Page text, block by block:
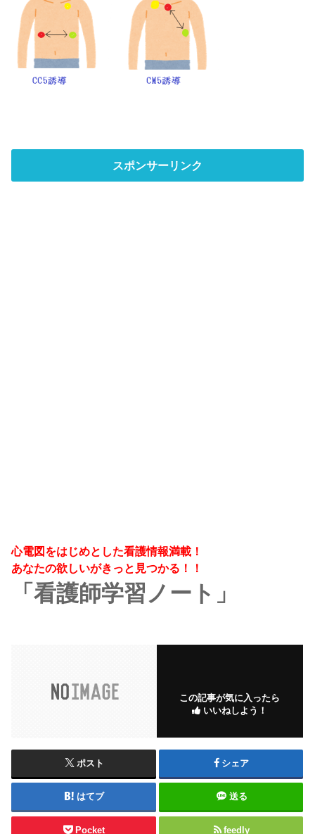
スポンサーリンク
心電図をはじめとした看護情報満載！
あなたの欲しいがきっと見つかる！！
「看護師学習ノート」
この記事が気に入ったら
いいねしよう！
ポスト シェア
はてブ 送る
Pocket feedly